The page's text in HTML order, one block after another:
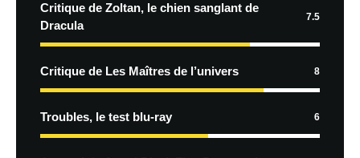
Critique de Zoltan, le chien sanglant de
Dracula
7.5
Critique de Les Maîtres de l’univers 8
Troubles, le test blu-ray 6